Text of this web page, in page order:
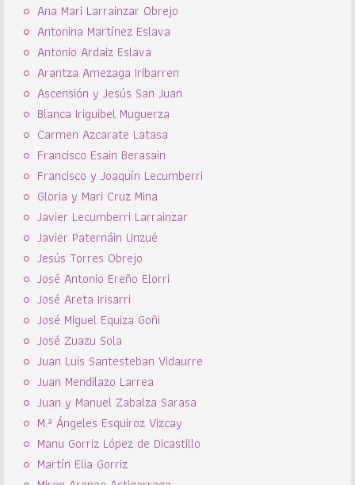
Ana Mari Larrainzar Obrejo
Antonina Martínez Eslava
Antonio Ardaiz Eslava
Arantza Amezaga Iribarren
Ascensión y Jesús San Juan
Blanca Iriguibel Muguerza
Carmen Azcarate Latasa
Francisco Esain Berasain
Francisco y Joaquín Lecumberri
Gloria y Mari Cruz Mina
Javier Lecumberri Larrainzar
Javier Paternáin Unzué
Jesús Torres Obrejo
José Antonio Ereño Elorri
José Areta Irisarri
José Miguel Equiza Goñi
José Zuazu Sola
Juan Luis Santesteban Vidaurre
Juan Mendilazo Larrea
Juan y Manuel Zabalza Sarasa
M.ª Ángeles Esquiroz Vizcay
Manu Gorriz López de Dicastillo
Martín Elia Gorriz